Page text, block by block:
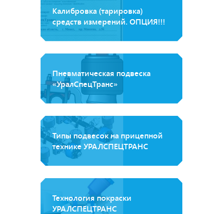
Калибровка (тарировка)
средств измерений. ОПЦИЯ!!!
Пневматическая подвеска
«УралСпецТранс»
Типы подвесок на прицепной
технике УРАЛСПЕЦТРАНС
Технология покраски
УРАЛСПЕЦТРАНС